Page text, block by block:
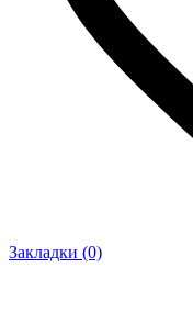
Закладки (0)